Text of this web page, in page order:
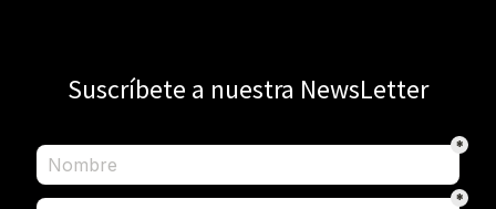
Suscríbete a nuestra NewsLetter